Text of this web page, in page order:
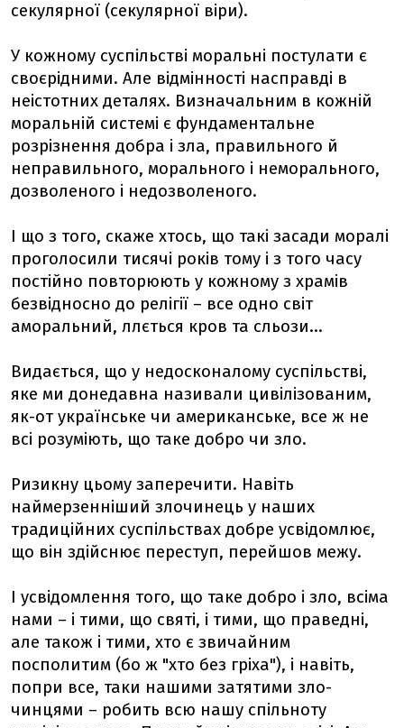
секулярної (секулярної віри).
У кожному суспільстві моральні постулати є
своєрідними. Але відмінності насправді в
неістотних деталях. Визначальним в кожній
моральній системі є фундаментальне
розрізнення добра і зла, правильного й
неправильного, морального і неморального,
дозволеного і недозволеного.
І що з того, скаже хтось, що такі засади моралі
проголосили тисячі років тому і з того часу
постійно повторюють у кожному з храмів
безвідносно до релігії – все одно світ
аморальний, ллється кров та сльози...
Видається, що у недосконалому суспільстві,
яке ми донедавна називали цивілізованим,
як-от українське чи американське, все ж не
всі розуміють, що таке добро чи зло.
Ризикну цьому заперечити. Навіть
наймерзенніший злочинець у наших
традиційних суспільствах добре усвідомлює,
що він здійснює переступ, перейшов межу.
І усвідомлення того, що таке добро і зло, всіма
нами – і тими, що святі, і тими, що праведні,
але також і тими, хто є звичайним
посполитим (бо ж "хто без гріха"), і навіть,
попри все, таки нашими затятими зло-
чинцями – робить всю нашу спільноту